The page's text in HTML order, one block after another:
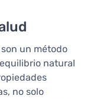
un método
natural
no solo